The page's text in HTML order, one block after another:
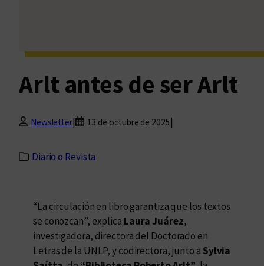
Arlt antes de ser Arlt
Newsletter| 13 de octubre de 2025 |
Diario o Revista
“La circulación en libro garantiza que los textos
se conozcan”, explica Laura Juárez,
investigadora, directora del Doctorado en
Letras de la UNLP, y codirectora, junto a Sylvia